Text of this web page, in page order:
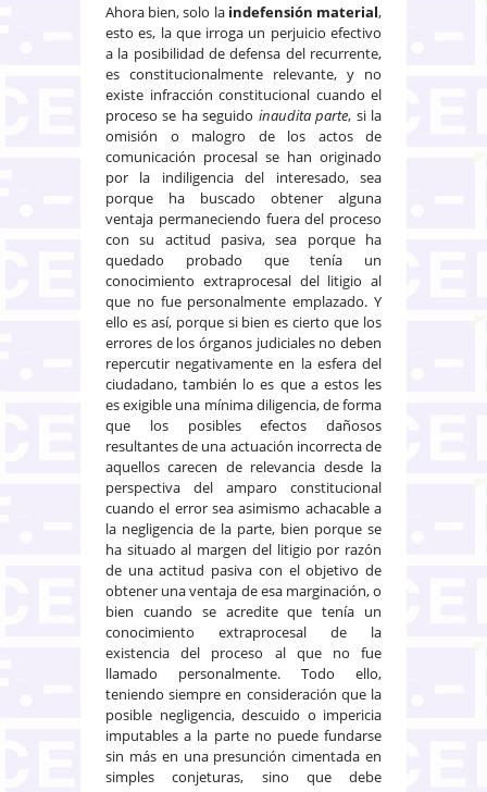
Ahora bien, solo la indefensión material,
esto es, la que irroga un perjuicio efectivo
a la posibilidad de defensa del recurrente,
es constitucionalmente relevante, y no
existe infracción constitucional cuando el
proceso se ha seguido inaudita parte, si la
omisión o malogro de los actos de
comunicación procesal se han originado
por la indiligencia del interesado, sea
porque ha buscado obtener alguna
ventaja permaneciendo fuera del proceso
con su actitud pasiva, sea porque ha
quedado probado que tenía un
conocimiento extraprocesal del litigio al
que no fue personalmente emplazado. Y
ello es así, porque si bien es cierto que los
errores de los órganos judiciales no deben
repercutir negativamente en la esfera del
ciudadano, también lo es que a estos les
es exigible una mínima diligencia, de forma
que los posibles efectos dañosos
resultantes de una actuación incorrecta de
aquellos carecen de relevancia desde la
perspectiva del amparo constitucional
cuando el error sea asimismo achacable a
la negligencia de la parte, bien porque se
ha situado al margen del litigio por razón
de una actitud pasiva con el objetivo de
obtener una ventaja de esa marginación, o
bien cuando se acredite que tenía un
conocimiento extraprocesal de la
existencia del proceso al que no fue
llamado personalmente. Todo ello,
teniendo siempre en consideración que la
posible negligencia, descuido o impericia
imputables a la parte no puede fundarse
sin más en una presunción cimentada en
simples conjeturas, sino que debe